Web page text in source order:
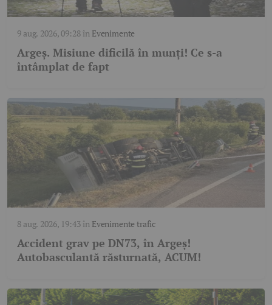
9 aug. 2026, 09:28în Evenimente
Argeș. Misiune dificilă în munți! Ce s-a
întâmplat de fapt
8 aug. 2026, 19:43în Evenimente trafic
Accident grav pe DN73, în Argeș!
Autobasculantă răsturnată, ACUM!